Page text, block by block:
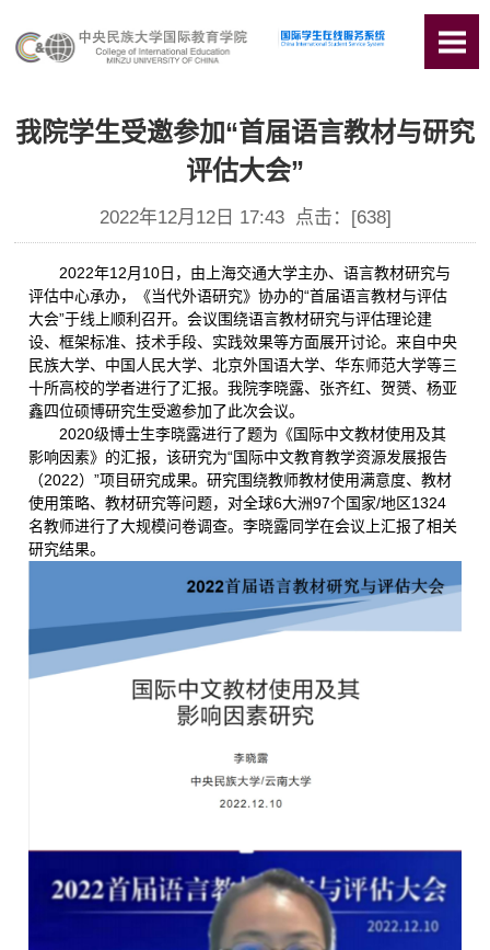
我院学生受邀参加“首届语言教材与研究
评估大会”
2022年12月12日 17:43 点击：[638]
2022年12月10日，由上海交通大学主办、语言教材研究与
评估中心承办，《当代外语研究》协办的“首届语言教材与评估
大会”于线上顺利召开。会议围绕语言教材研究与评估理论建
设、框架标准、技术手段、实践效果等方面展开讨论。来自中央
民族大学、中国人民大学、北京外国语大学、华东师范大学等三
十所高校的学者进行了汇报。我院李晓露、张齐红、贺赟、杨亚
鑫四位硕博研究生受邀参加了此次会议。
2020级博士生李晓露进行了题为《国际中文教材使用及其
影响因素》的汇报，该研究为“国际中文教育教学资源发展报告
（2022）”项目研究成果。研究围绕教师教材使用满意度、教材
使用策略、教材研究等问题，对全球6大洲97个国家/地区1324
名教师进行了大规模问卷调查。李晓露同学在会议上汇报了相关
研究结果。